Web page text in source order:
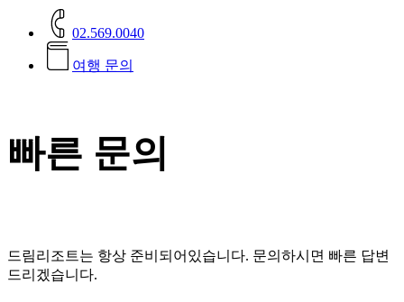
02.569.0040
여 행 문의
빠른 문의
드림리조트는 항상 준비되어있습니다. 문의하시면 빠른 답변
드리겠습니다.